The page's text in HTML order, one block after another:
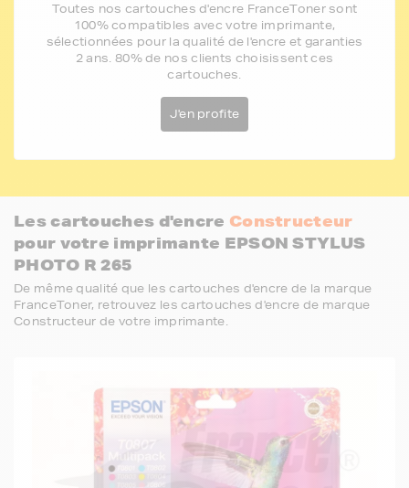
Toutes nos cartouches d'encre FranceToner sont
100% compatibles avec votre imprimante,
sélectionnées pour la qualité de l'encre et garanties
2 ans. 80% de nos clients choisissent ces
cartouches.
J'en profite
Les cartouches d'encre Constructeur
pour votre imprimante EPSON STYLUS
PHOTO R 265
De même qualité que les cartouches d'encre de la marque
FranceToner, retrouvez les cartouches d'encre de marque
Constructeur de votre imprimante.